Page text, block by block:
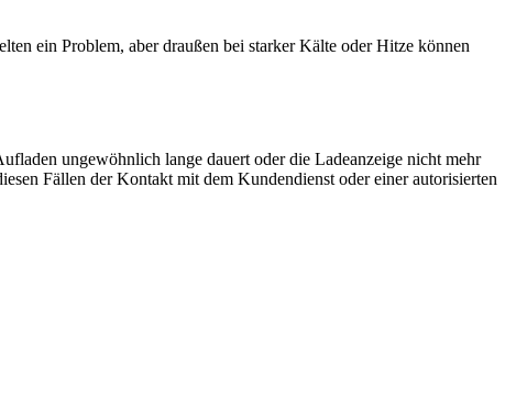
ein Problem, aber draußen bei starker Kälte oder Hitze können
ungewöhnlich lange dauert oder die Ladeanzeige nicht mehr
Fällen der Kontakt mit dem Kundendienst oder einer autorisierten